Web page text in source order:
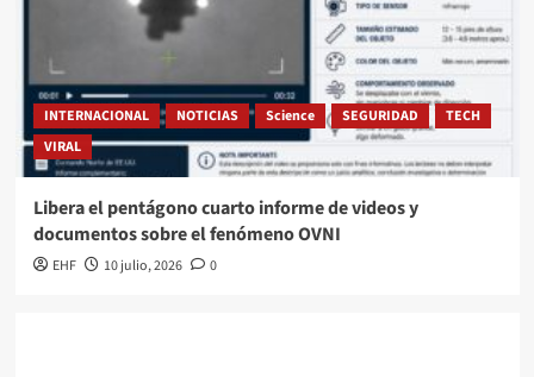
INTERNACIONAL NOTICIAS Science SEGURIDAD
TECH
VIRAL
Libera el pentágono cuarto informe de videos y
documentos sobre el fenómeno OVNI
EHF 10 julio, 2026 0